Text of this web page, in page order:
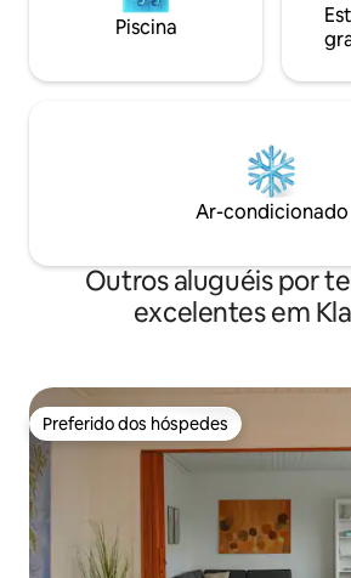
Piscina
Ar-condicionado
Outros aluguéis por
excelentes em
Preferido dos hóspedes
Preferido dos hóspedes